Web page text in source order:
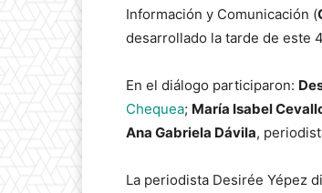
Información y Comunicación (
desarrollado la tarde de este
En el diálogo participaron:
Chequea; María Isabel
Ana Gabriela Dávila,
La periodista Desirée Yépez